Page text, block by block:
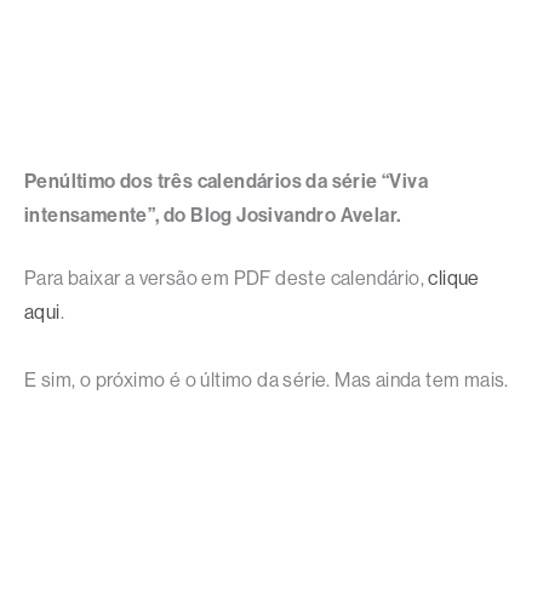
Penúltimo dos três calendários da série “Viva
intensamente”, do Blog Josivandro Avelar.
Para baixar a versão em PDF deste calendário,clique
aqui.
E sim, o próximo é o último da série. Mas ainda tem mais.